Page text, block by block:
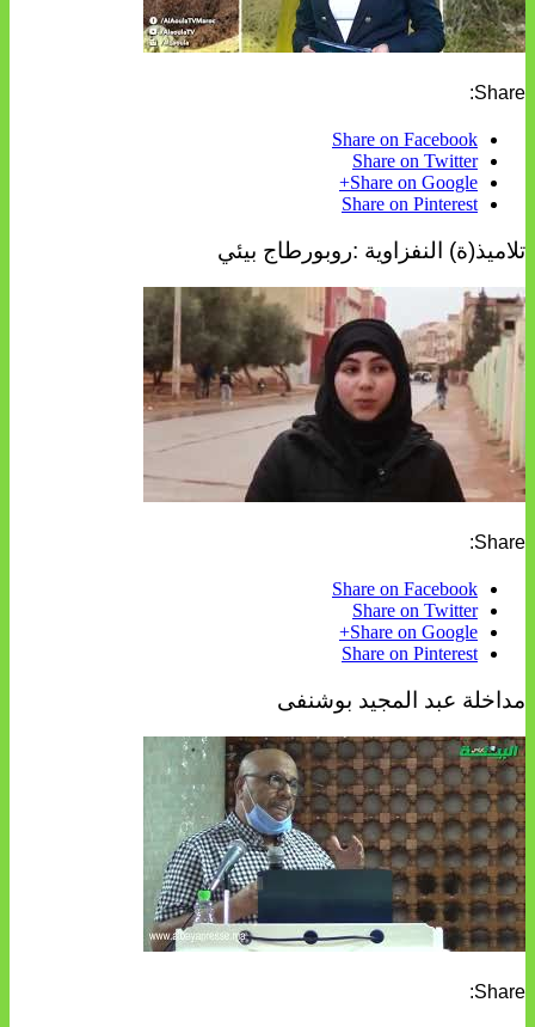
Share:
Share on Facebook
Share on Twitter
Share on Google+
Share on Pinterest
تلاميذ(ة) النفزاوية :روبورطاج بيئي
Share:
Share on Facebook
Share on Twitter
Share on Google+
Share on Pinterest
مداخلة عبد المجيد بوشنفى
Share: